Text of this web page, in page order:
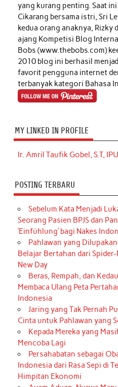
yang kurang penting. Saat
Cikarang bersama istri, Sri
kedua orang anaknya, Rizky
ajang Kompetisi Blog
Bobs (www.thebobs.com)
2010 blog ini berhasil
favorit pengguna internet
terbanyak kategori Bahasa
MY LINKED IN PROFILE
Ir. Amril Taufik Gobel, S.T,
POSTING TERBARU
Sebelum Kata Menjadi
Seorang Pasien BPJS dan
‘Einfühlung’ bagi Nakes
Pahlawan yang
Belajar Bertahan dari
New Day
Beras, Rempah, dan
Membaca Ulang Peta
Indonesia
Jaring yang Tak Pernah
Cinta untuk Pahlawan yang
Kepada Mereka yang
Mencoba Lagi
Persahabatan sebagai
Indonesia dari Rasa Sepi di
Himpitan Ekonomi